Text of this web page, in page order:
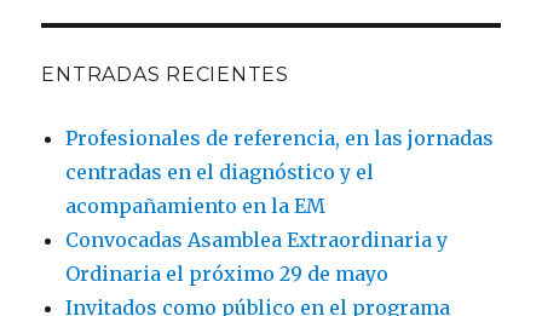
ENTRADAS RECIENTES
Profesionales de referencia, en las jornadas
centradas en el diagnóstico y el
acompañamiento en la EM
Convocadas Asamblea Extraordinaria y
Ordinaria el próximo 29 de mayo
Invitados como público en el programa